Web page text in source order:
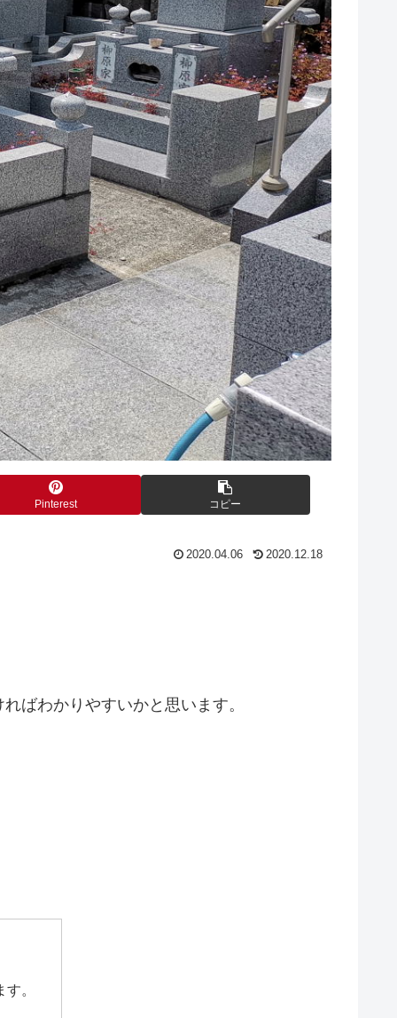
Pinterest コピー
2020.04.06 2020.12.18
ばわかりやすいかと思います。
。